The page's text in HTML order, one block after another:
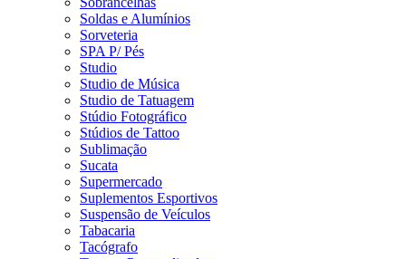
Soldas e Alumínios
Sorveteria
SPA P/ Pés
Studio
Studio de Música
Studio de Tatuagem
Stúdio Fotográfico
Stúdios de Tattoo
Sublimação
Sucata
Supermercado
Suplementos Esportivos
Suspensão de Veículos
Tabacaria
Tacógrafo